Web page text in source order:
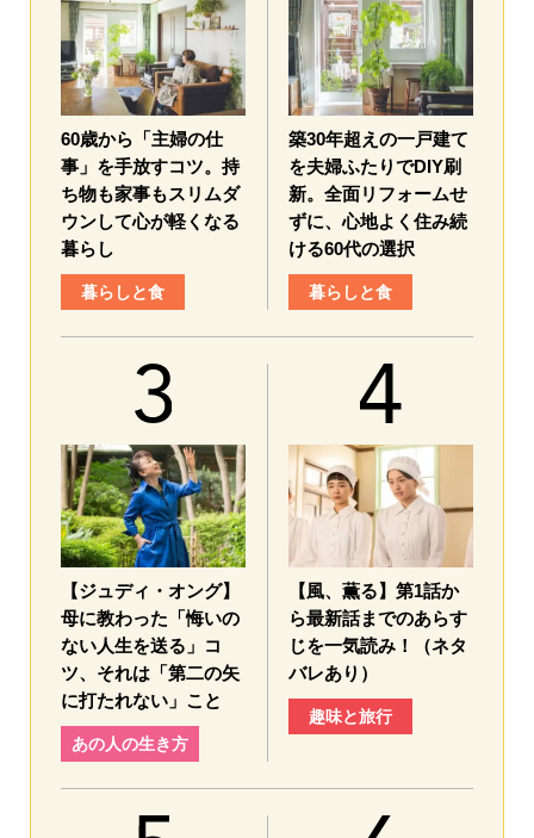
60歳から「主婦の仕
事」を手放すコツ。持
ち物も家事もスリムダ
ウンして心が軽くなる
暮らし
暮らしと食
築30年超えの一戸建て
を夫婦ふたりでDIY刷
新。全面リフォームせ
ずに、心地よく住み続
ける60代の選択
暮らしと食
【ジュディ・オング】
母に教わった「悔いの
ない人生を送る」コ
ツ、それは「第二の矢
に打たれない」こと
あの人の生き方
【風、薫る】第1話か
ら最新話までのあらす
じを一気読み！（ネタ
バレあり）
趣味と旅行